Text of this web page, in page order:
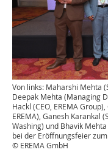
Von links: Maharshi Mehta
Deepak Mehta (Managing
Hackl (CEO, EREMA
EREMA), Ganesh Karankal
Washing) und Bhavik
bei der Eröffnungsfeier
© EREMA GmbH